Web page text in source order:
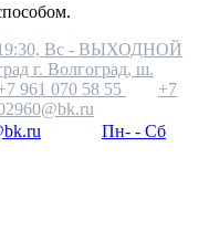
Вс - ВЫХОДНОЙ
г. Волгоград, ш.
961 070 58 55
+7
Пн- - Сб